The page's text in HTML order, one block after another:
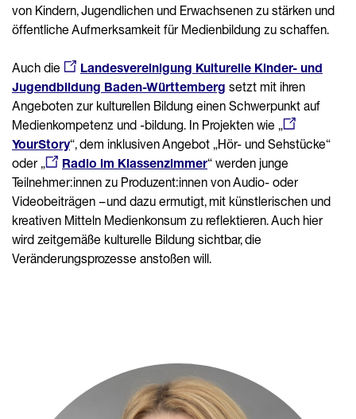
von Kindern, Jugendlichen und Erwachsenen zu stärken und
öffentliche Aufmerksamkeit für Medienbildung zu schaffen.
Auch die
Landesvereinigung Kulturelle Kinder- und
Jugendbildung Baden-Württemberg setzt mit ihren
Angeboten zur kulturellen Bildung einen Schwerpunkt auf
Medienkompetenz und -bildung. In Projekten wie „
YourStory“, dem inklusiven Angebot „Hör- und Sehstücke“
oder „
Radio im Klassenzimmer“ werden junge
Teilnehmer:innen zu Produzent:innen von Audio- oder
Videobeiträgen – und dazu ermutigt, mit künstlerischen und
kreativen Mitteln Medienkonsum zu reflektieren. Auch hier
wird zeitgemäße kulturelle Bildung sichtbar, die
Veränderungsprozesse anstoßen will.